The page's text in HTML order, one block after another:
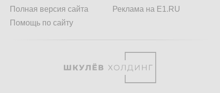
Полная версия сайта
Помощь по сайту
Реклама на E1.RU